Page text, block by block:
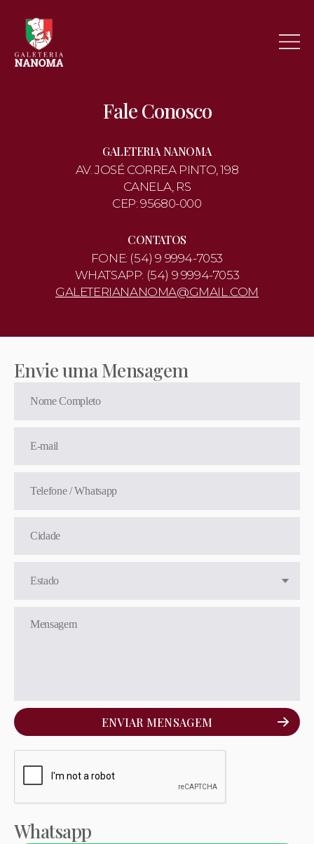
Fale Conosco
GALETERIA NANOMA
AV. JOSÉ CORREA PINTO, 198
CANELA, RS
CEP: 95680-000
CONTATOS
FONE: (54) 9 9994-7053
WHATSAPP: (54) 9 9994-7053
GALETERIANANOMA@GMAIL.COM
Envie uma Mensagem
ENVIAR MENSAGEM
Whatsapp